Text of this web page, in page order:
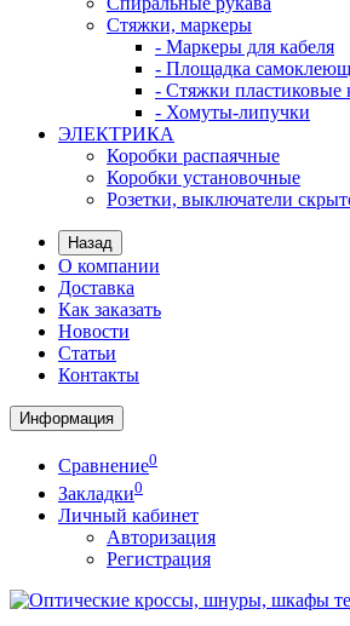
Стяжки, маркеры
- Маркеры для кабеля
- Площадка
- Стяжки пластиковые
- Хомуты-липучки
ЭЛЕКТРИКА
Коробки распаячные
Коробки установочные
Розетки, выключатели
Назад
О компании
Доставка
Как заказать
Новости
Статьи
Контакты
Информация
Сравнение0
Закладки0
Личный кабинет
Авторизация
Регистрация